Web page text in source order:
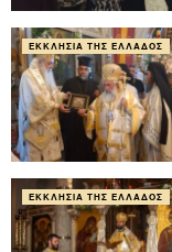
ΕΚΚΛΗΣΊΑ ΤΗΣ ΕΛΛΆΔΟΣ
ΕΚΚΛΗΣΊΑ ΤΗΣ ΕΛΛΆΔΟΣ